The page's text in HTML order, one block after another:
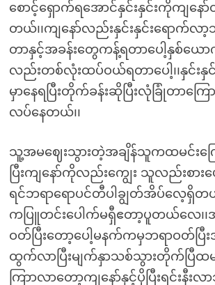
စောင့်ရှောက်ရအောင်နှင်းနှင်းကိုကျ
တယ်၊၊ကျနော်လည်းနှင်းနှင်းရောက်လာ့
တာနှင့်အခန်းတွေကန့်ရတာပေါ့နှစ်ယ
လည်းတစ်လုံးထပ်ဝယ်ရတာပေါ့၊၊နှင်း
မှာနေရပြီးတိုက်ခန်းဆိုပြီးလုံခြုံတာ
လပ်နေတယ်၊၊
သူ့အမဈေးသွားတဲ့အချိန်သူကထမင်းကြ
ပြီးကျနော်ကိုလည်းကျွေး သူလည်းစား
ရင်ဘရာရောပင်တီပါချွတ်အိပ်လေ့ရှိ
ကပြူတင်းပေါက်မရှီဧတာ့ပူတယ်လေ၊၊
ဝတ်ပြီးတော့ပေါ့မနက်ကမှဘရာဝတ်ပြီ
ထွက်လာပြီးမျက်နှာသစ်သွားတိုက်ပြီထမ
ကြာာလာတော့ကျနော်နှင့်ပိုပြီးရင်းနီး